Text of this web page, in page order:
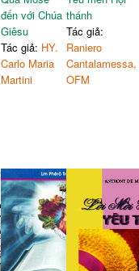
đến với Chúa
Giêsu
Tác giả: HY.
Carlo Maria
Martini
thánh
Tác giả:
Raniero
Cantalamessa,
OFM